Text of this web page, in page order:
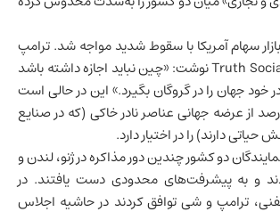
سهام آمریکا با سقوط شدید مواجه شد. ترامپ
در شبکه اجتماعی Truth Social نوشت: «چین نباید اجازه داشته باشد
خود جهان را در گروگان بگیرد.» این در حالی است
حدود ۷۰ درصد از عرضه جهانی عناصر نادر خاکی (که در صنایع
دارند) را در اختیار دارد.
دو کشور چندین دور مذاکره در ژنو، لندن و
و به پیشرفت‌های محدودی دست یافتند. در
ترامپ و شی توافق کردند در حاشیه اجلاس